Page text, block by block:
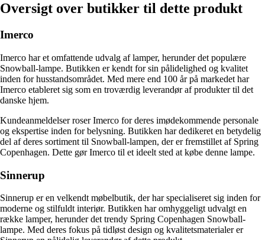
Oversigt over butikker til dette produkt
Imerco
Imerco har et omfattende udvalg af lamper, herunder det populære
Snowball-lampe. Butikken er kendt for sin pålidelighed og kvalitet
inden for husstandsområdet. Med mere end 100 år på markedet har
Imerco etableret sig som en troværdig leverandør af produkter til det
danske hjem.
Kundeanmeldelser roser Imerco for deres imødekommende personale
og ekspertise inden for belysning. Butikken har dedikeret en betydelig
del af deres sortiment til Snowball-lampen, der er fremstillet af Spring
Copenhagen. Dette gør Imerco til et ideelt sted at købe denne lampe.
Sinnerup
Sinnerup er en velkendt møbelbutik, der har specialiseret sig inden for
moderne og stilfuldt interiør. Butikken har omhyggeligt udvalgt en
række lamper, herunder det trendy Spring Copenhagen Snowball-
lampe. Med deres fokus på tidløst design og kvalitetsmaterialer er